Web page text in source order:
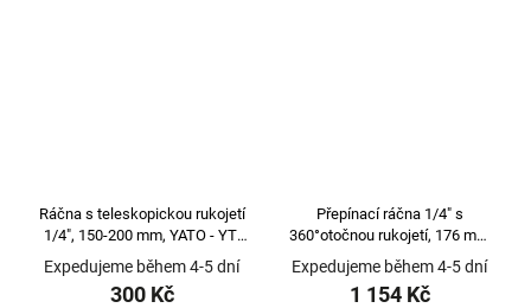
Ráčna s teleskopickou rukojetí
1/4", 150-200 mm, YATO - YT-
0297
Expedujeme během 4-5 dní
300 Kč
Přepínací ráčna 1/4" s
360°otočnou rukojetí, 176 mm
VIGOR - V5436
Expedujeme během 4-5 dní
1 154 Kč